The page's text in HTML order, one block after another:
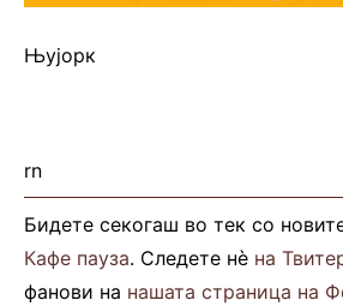
Њујорк
rn
Бидете секогаш во тек со
Кафе пауза. Следете нè на
фанови на нашата страница на